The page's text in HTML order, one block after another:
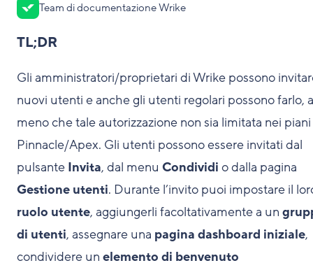
Team di documentazione Wrike
TL;DR
Gli amministratori/proprietari di Wrike possono
nuovi utenti e anche gli utenti regolari possono farlo, a
meno che tale autorizzazione non sia limitata nei piani
Pinnacle/Apex. Gli utenti possono essere invitati dal
pulsante Invita, dal menu Condividi o dalla pagina
Gestione utenti. Durante l’invito puoi impostare il
ruolo utente, aggiungerli facoltativamente a un
di utenti, assegnare una pagina dashboard iniziale,
condividere un elemento di benvenuto